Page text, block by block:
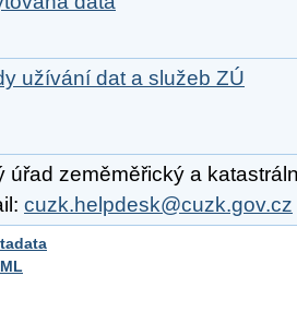
užívání dat a služeb ZÚ
úřad zeměměřický a
cuzk.helpdesk@cuzk.gov.cz